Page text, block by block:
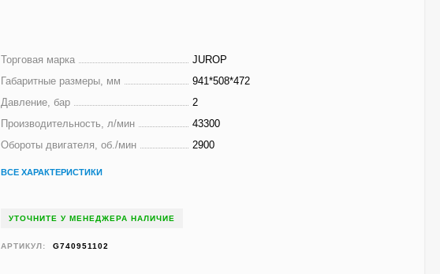
Торговая марка
JUROP
Габаритные размеры, мм
941*508*472
Давление, бар
2
Производительность, л/мин
43300
Обороты двигателя, об./мин
2900
ВСЕ ХАРАКТЕРИСТИКИ
УТОЧНИТЕ У МЕНЕДЖЕРА НАЛИЧИЕ
АРТИКУЛ: G740951102